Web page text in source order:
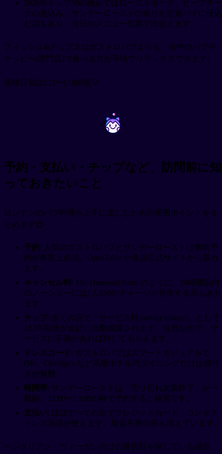
2026年トップ50の他店ではローストポーク、ビーフチー
クの煮込み、サンデーローストの余りを翌週パイに仕込
む店もあり、当日のメニュー次第で出会えます。
フィッシュ&チップスはガストロパブよりも、街中のパブや
チッピー(専門店)で食べる方が手頃でリラックスできます。
価格目安は£12〜£18前後💡
~ ~
予約・支払い・チップなど、訪問前に知
っておきたいこと
ロンドンのパブ料理を上手に楽しむための実用ポイントをま
とめます😊
予約: 人気のガストロパブとサンデーローストは事前予
約が事実上必須。OpenTable や各店公式サイトから取れ
ます。
キャンセル料: The Harwood Arms のように、24時間以内
のノーショーには1人£50のチャージが発生する店もあり
ます。
チップ: 多くの店で「サービス料(service charge)」として
12.5%前後が会計に自動加算されます。任意なので、サ
ービスに不満があれば外してもらえます。
ドレスコード : ガストロパブはスマートカジュアルで
OK。Claridge's など高級ホテル内ダイニングだけは襟付
きが無難。
時間帯: サンデーローストは「売り切れ次第終了」が一
般的。12:00〜13:00の枠で予約すると確実です。
支払い: ほぼすべての店でクレジットカード・コンタク
トレス決済が使えます。現金不要の店も増えています。
ベジタリアン・ヴィーガン向けの選択肢を探している場合